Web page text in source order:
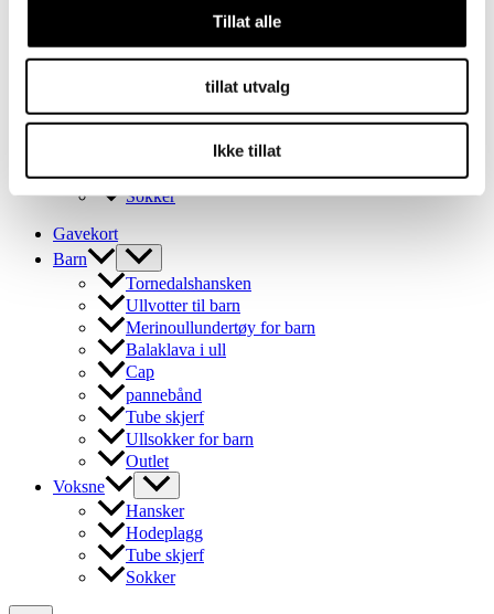
Tillat alle
tillat utvalg
Ikke tillat
Ullsokker for barn
Hansker
Tube skjerf
Sokker
Gavekort
Barn
Tornedalshansken
Ullvotter til barn
Merinoullundertøy for barn
Balaklava i ull
Cap
pannebånd
Tube skjerf
Ullsokker for barn
Outlet
Voksne
Hansker
Hodeplagg
Tube skjerf
Sokker